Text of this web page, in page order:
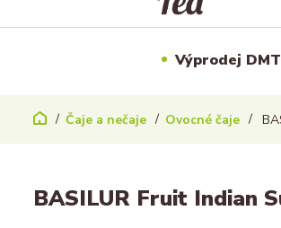
Výprodej DMT
Čaje a nečaje Ovocné čaje
BASILUR Fruit Indian